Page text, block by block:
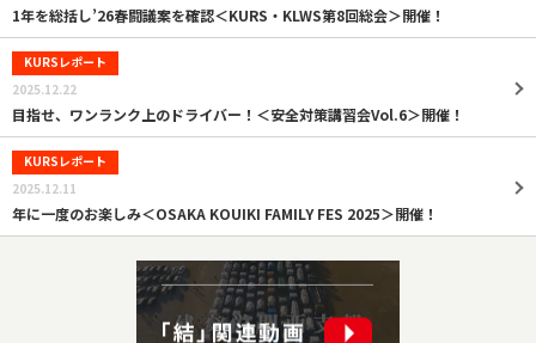
1年を総括し’26春闘議案を確認＜KURS・KLWS第8回総会＞開催！
KURSレポート
2025.12.22
目指せ、ワンランク上のドライバー！＜安全対策講習会Vol.6＞開催！
KURSレポート
2025.12.11
年に一度のお楽しみ＜OSAKA KOUIKI FAMILY FES 2025＞開催！